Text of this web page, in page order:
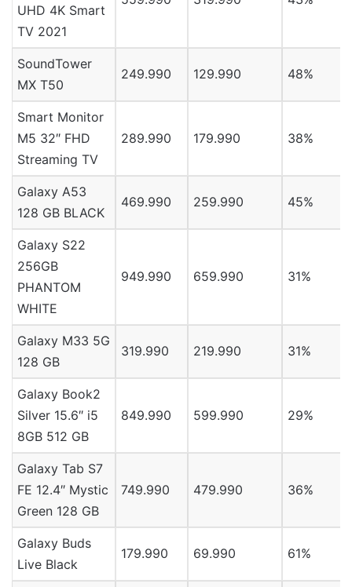
UHD 4K Smart
TV 2021
SoundTower
MX T50
249.990 129.990 48%
Smart Monitor
M5 32″ FHD
Streaming TV
289.990 179.990 38%
Galaxy A53
128 GB BLACK
469.990 259.990 45%
Galaxy S22
256GB
PHANTOM
WHITE
949.990 659.990 31%
Galaxy M33 5G
128 GB
319.990 219.990 31%
Galaxy Book2
Silver 15.6″ i5
8GB 512 GB
849.990 599.990 29%
Galaxy Tab S7
FE 12.4″ Mystic
Green 128 GB
749.990 479.990 36%
Galaxy Buds
Live Black
179.990 69.990 61%